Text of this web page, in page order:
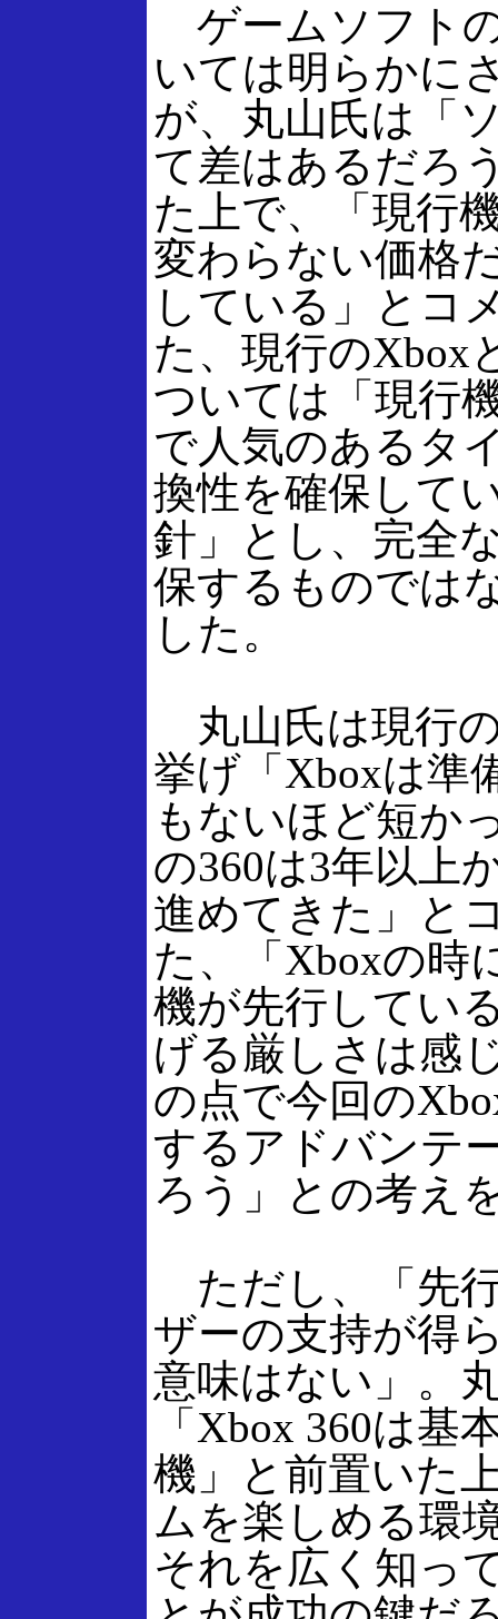
ゲームソフト
いては明らかに
が、丸山氏は「
て差はあるだろ
た上で、「現行
変わらない価格
している」とコ
た、現行のXbox
ついては「現行
で人気のあるタ
換性を確保して
針」とし、完全
保するものでは
した。
丸山氏は現行
挙げ「Xboxは準
もないほど短か
の360は3年以上
進めてきた」と
た、「Xboxの時
機が先行してい
げる厳しさは感
の点で今回の
するアドバンテ
ろう」との考え
ただし、「先
ザーの支持が得
意味はない」。
「Xbox 360は基
機」と前置いた
ムを楽しめる環
それを広く知っ